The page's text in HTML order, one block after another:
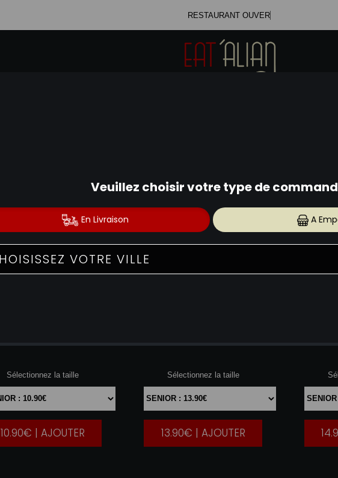
PIZZAS TOMATE
Sélectionnez la taille
|
10.90€ | AJOUTER
Sélectionnez la taille
|
13.90€ | AJOUTER